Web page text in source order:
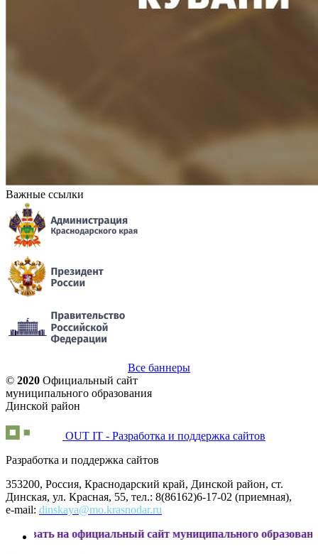
Важные ссылки
Все баннеры
© 2020 Официальный сайт
муниципального образования
Динской район
OUT IT - Разработка и поддержка сайтов
Разработка и поддержка сайтов
353200, Россия, Краснодарский край, Динской район, ст.
Динская, ул. Красная, 55, тел.: 8(86162)6-17-02 (приемная),
e-mail: dinskaya@mo.krasnodar.ru
официальный сайт муниципального образования